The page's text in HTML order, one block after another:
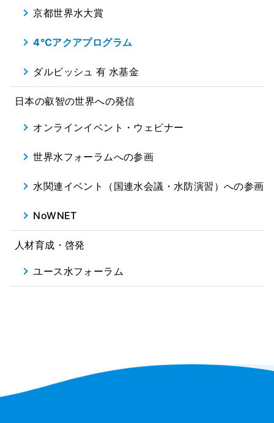
京都世界水大賞
4℃アクアプログラム
ダルビッシュ 有 水基金
日本の叡智の世界への発信
オンラインイベント・ウェビナー
世界水フォーラムへの参画
水関連イベント（国連水会議・水防演習）への参画
NoWNET
人材育成・啓発
ユース水フォーラム